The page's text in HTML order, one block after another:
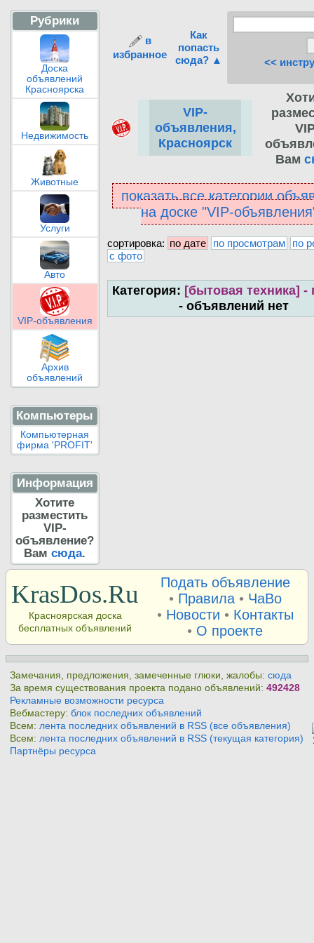
Рубрики
Доска
объявлений
Красноярска
Недвижимость
Животные
Услуги
Авто
VIP-объявления
Архив
объявлений
Компьютеры
Компьютерная
фирма 'PROFIT'
Информация
Хотите
разместить
VIP-
объявление?
Вамсюда.
в
избранное
Как
попасть
сюда? ▲
<<
VIP-
объявления,
Красноярск
Вам
показать все категории
на доске "VIP-
сортировка: по дате по просмотрам
по
с фото
Категория: [бытовая техника] -
- объявлений нет
KrasDos.Ru
Красноярская доска
бесплатных объявлений
Подать объявление
• Правила• ЧаВо
• Новости • Контакты
• О проекте
Замечания, предложения, замеченные глюки, жалобы:сюда
За время существования проекта подано объявлений:492428
Рекламные возможности ресурса
Вебмастеру:блок последних объявлений
Всем: лента последних объявлений в RSS (все объявления)
Всем: лента последних объявлений в RSS (текущая категория)
Партнёры ресурса